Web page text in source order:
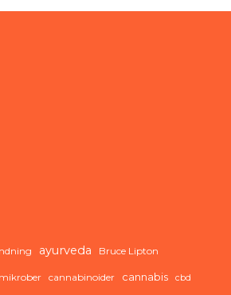
ayurveda Bruce Lipton
cannabinoider cannabis cbd